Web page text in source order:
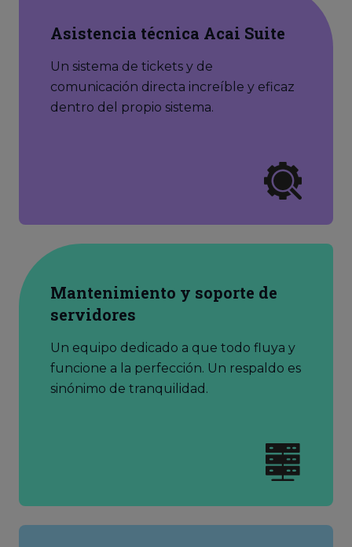
Asistencia técnica Acai Suite
Un sistema de tickets y de
comunicación directa increíble y eficaz
dentro del propio sistema.
Mantenimiento y soporte de
servidores
Un equipo dedicado a que todo fluya y
funcione a la perfección. Un respaldo es
sinónimo de tranquilidad.